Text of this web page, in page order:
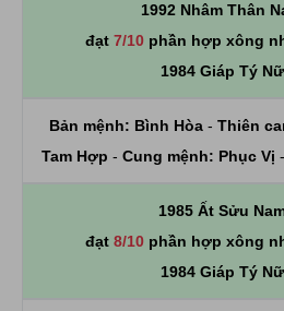
1992 Nhâm Thân
đạt 7/10phần hợp xông
1984 Giáp Tý
Bản mệnh: Bình Hòa- Thiên
Tam Hợp - Cung mệnh: Phục Vị -
1985 Ất Sửu
đạt 8/10phần hợp xông
1984 Giáp Tý